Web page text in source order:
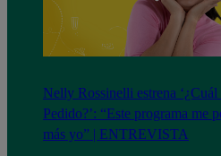
Nelly Rossinelli estrena ‘¿Cuál
Pedido?’: “Este programa me
más yo” | ENTREVISTA